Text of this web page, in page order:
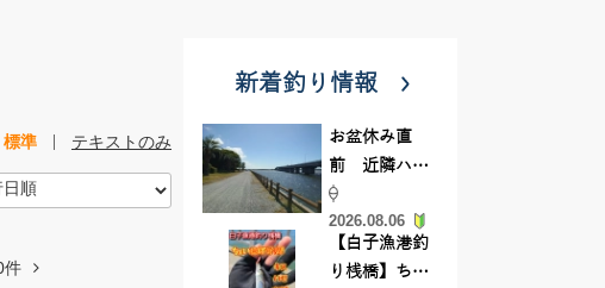
標準 テキストのみ
件
新着釣り情報
お盆休み直
前 近隣ハゼ
釣り場調査し
てきました
2026.08.06
【白子漁港釣
り桟橋】ちょ